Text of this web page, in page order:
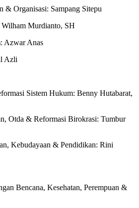
& Organisasi: Sampang Sitepu
Murdianto, SH
Azwar Anas
Azli
Sistem Hukum: Benny Hutabarat,
Otda & Reformasi Birokrasi: Tumbur
Kebudayaan & Pendidikan: Rini
Bencana, Kesehatan, Perempuan &